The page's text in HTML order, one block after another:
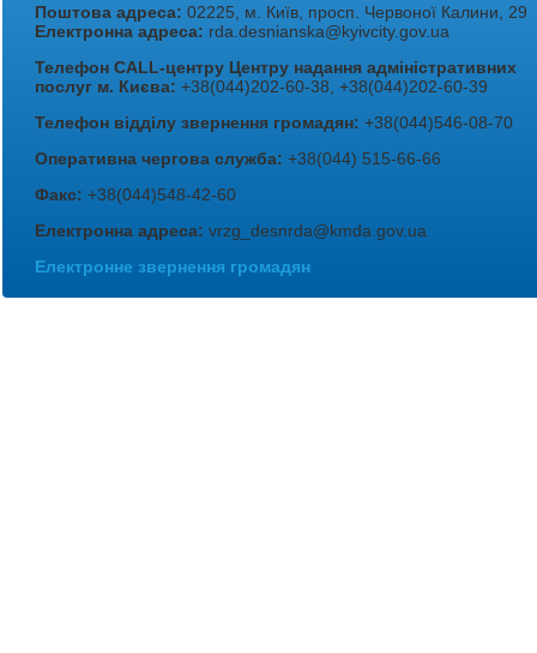
Поштова адреса: 02225, м. Київ, просп. Червоної Калини, 29
Електронна адреса: rda.desnianska@kyivcity.gov.ua
Телефон CALL-центру Центру надання адміністративних
послуг м. Києва: +38(044)202-60-38, +38(044)202-60-39
Телефон відділу звернення громадян: +38(044)546-08-70
Оперативна чергова служба: +38(044) 515-66-66
Факс: +38(044)548-42-60
Електронна адреса: vrzg_desnrda@kmda.gov.ua
Електронне звернення громадян